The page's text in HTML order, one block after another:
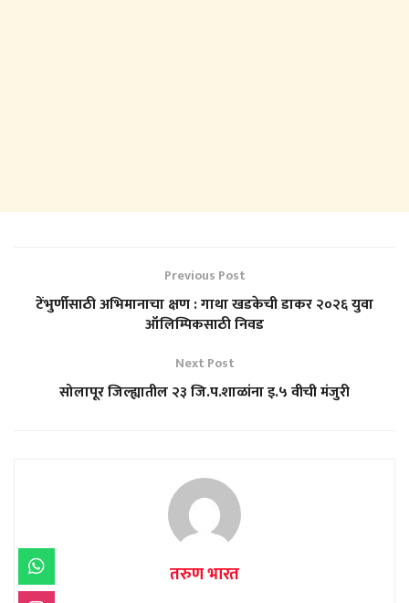
Previous Post
टेंभुर्णीसाठी अभिमानाचा क्षण : गाथा खडकेची डाकर २०२६ युवा
ऑलिम्पिकसाठी निवड
Next Post
सोलापूर जिल्ह्यातील २३ जि.प.शाळांना इ.५ वीची मंजुरी
तरुण भारत